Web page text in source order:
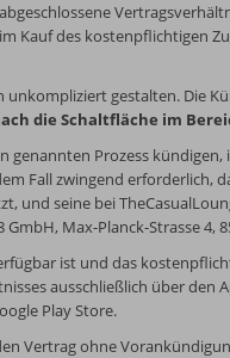
Kauf des kostenpflichtigen
gestalten. Die
die Schaltfläche im
Prozess
Fall zwingend erforderlich,
und seine bei
Max-Planck-Strasse 4,
ist und das
ausschließlich über
Play Store.
Vertrag ohne